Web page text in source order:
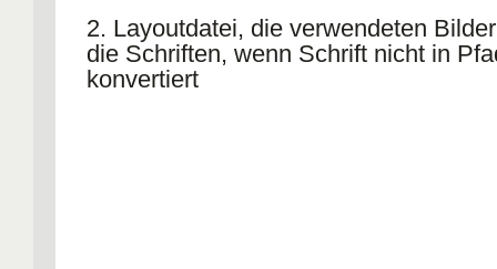
2. Layoutdatei, die verwendeten
die Schriften, wenn Schrift nicht in
konvertiert